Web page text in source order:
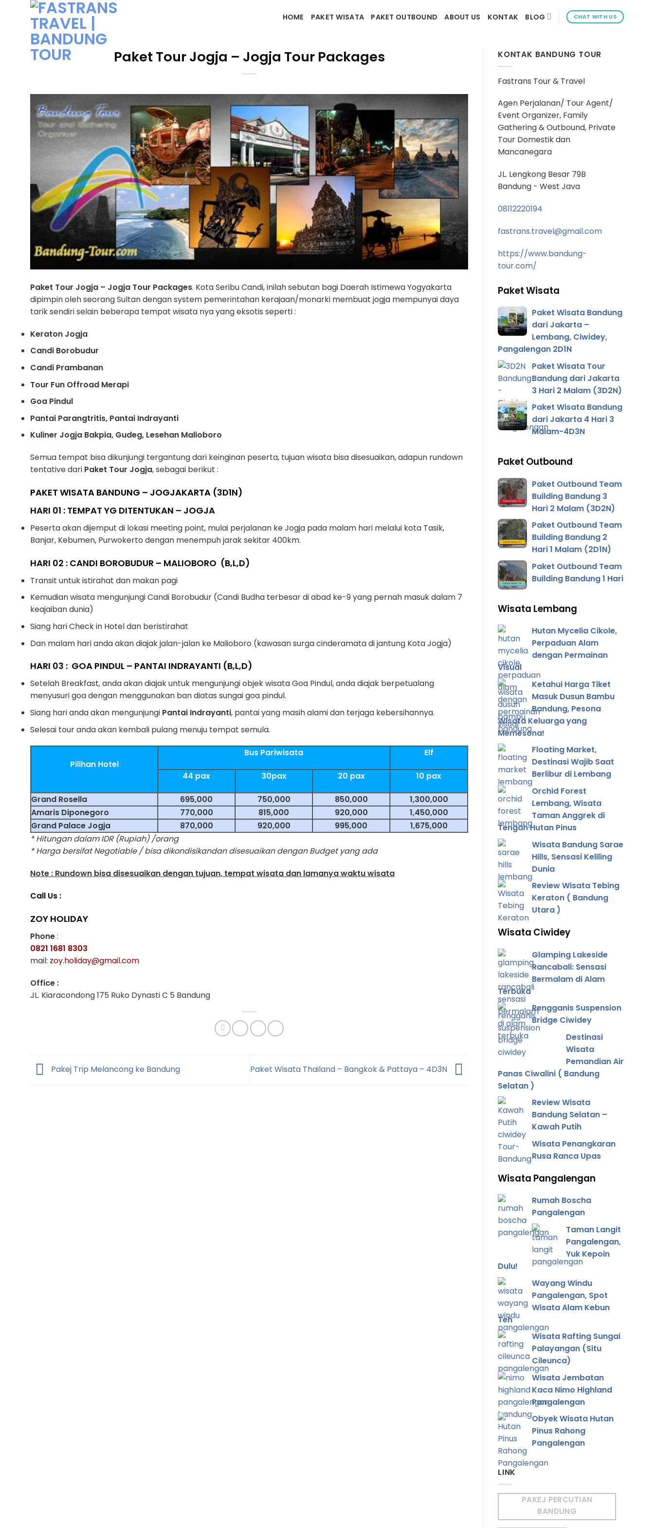
HOME PAKET WISATA PAKET OUTBOUND ABOUT US KONTAK BLOG CHAT WITH US
Paket Tour Jogja – Jogja Tour Packages
Paket Tour Jogja – Jogja Tour Packages. Kota Seribu Candi, inilah sebutan bagi Daerah Istimewa Yogyakarta
dipimpin oleh seorang Sultan dengan system pemerintahan kerajaan/monarki membuat jogja mempunyai daya
tarik sendiri selain beberapa tempat wisata nya yang eksotis seperti :
Keraton Jogja
Candi Borobudur
Candi Prambanan
Tour Fun Offroad Merapi
Goa Pindul
Pantai Parangtritis, Pantai Indrayanti
Kuliner Jogja Bakpia, Gudeg, Lesehan Malioboro
Semua tempat bisa dikunjungi tergantung dari keinginan peserta, tujuan wisata bisa disesuaikan, adapun rundown
tentative dari Paket Tour Jogja, sebagai berikut :
PAKET WISATA BANDUNG – JOGJAKARTA (3D1N)
HARI 01 : TEMPAT YG DITENTUKAN – JOGJA
Peserta akan dijemput di lokasi meeting point, mulai perjalanan ke Jogja pada malam hari melalui kota Tasik,
Banjar, Kebumen, Purwokerto dengan menempuh jarak sekitar 400km.
HARI 02 : CANDI BOROBUDUR – MALIOBORO (B,L,D)
Transit untuk istirahat dan makan pagi
Kemudian wisata mengunjungi Candi Borobudur (Candi Budha terbesar di abad ke-9 yang pernah masuk dalam 7
keajaiban dunia)
Siang hari Check in Hotel dan beristirahat
Dan malam hari anda akan diajak jalan-jalan ke Malioboro (kawasan surga cinderamata di jantung Kota Jogja)
HARI 03 : GOA PINDUL – PANTAI INDRAYANTI (B,L,D)
Setelah Breakfast, anda akan diajak untuk mengunjungi objek wisata Goa Pindul, anda diajak berpetualang
menyusuri goa dengan menggunakan ban diatas sungai goa pindul.
Siang hari anda akan mengunjungi Pantai Indrayanti, pantai yang masih alami dan terjaga kebersihannya.
Selesai tour anda akan kembali pulang menuju tempat semula.
Pilihan Hotel
Bus Pariwisata Elf
44 pax 30pax 20 pax 10 pax
Grand Rosella 695,000 750,000 850,000
1,300,000
Amaris Diponegoro
770,000 815,000 920,000
1,450,000
Grand Palace Jogja
870,000 920,000 995,000
1,675,000
* Hitungan dalam IDR (Rupiah) /orang
* Harga bersifat Negotiable / bisa dikondisikandan disesuaikan dengan Budget yang ada
Note : Rundown bisa disesuaikan dengan tujuan, tempat wisata dan lamanya waktu wisata
Call Us :
ZOY HOLIDAY
Phone:
0821 1681 8303
mail: zoy.holiday@gmail.com
Office :
JL. Kiaracondong 175 Ruko Dynasti C 5 Bandung
Pakej Trip Melancong ke Bandung Paket Wisata Thailand – Bangkok & Pattaya – 4D3N
KONTAK BANDUNG TOUR
Fastrans Tour & Travel
Agen Perjalanan/ Tour Agent/
Event Organizer, Family
Gathering & Outbound, Private
Tour Domestik dan
Mancanegara
JL. Lengkong Besar 79B
Bandung - West Java
08112220194
fastrans.travel@gmail.com
https://www.bandung-
tour.com/
Paket Wisata
Paket Wisata Bandung
dari Jakarta –
Lembang, Ciwidey,
Pangalengan 2D1N
Paket Wisata Tour
Bandung dari Jakarta
3 Hari 2 Malam (3D2N)
Paket Wisata Bandung
dari Jakarta 4 Hari 3
Malam-4D3N
Paket Outbound
Paket Outbound Team
Building Bandung 3
Hari 2 Malam (3D2N)
Paket Outbound Team
Building Bandung 2
Hari 1 Malam (2D1N)
Paket Outbound Team
Building Bandung 1 Hari
Wisata Lembang
Hutan Mycelia Cikole,
Perpaduan Alam
dengan Permainan
Visual
Ketahui Harga Tiket
Masuk Dusun Bambu
Bandung, Pesona
Wisata Keluarga yang
Memesona!
Floating Market,
Destinasi Wajib Saat
Berlibur di Lembang
Orchid Forest
Lembang, Wisata
Taman Anggrek di
Tengah Hutan Pinus
Wisata Bandung Sarae
Hills, Sensasi Keliling
Dunia
Review Wisata Tebing
Keraton ( Bandung
Utara )
Wisata Ciwidey
Glamping Lakeside
Rancabali: Sensasi
Bermalam di Alam
Terbuka
Rengganis Suspension
Bridge Ciwidey
Destinasi
Wisata
Pemandian Air
Panas Ciwalini ( Bandung
Selatan )
Review Wisata
Bandung Selatan –
Kawah Putih
Wisata Penangkaran
Rusa Ranca Upas
Wisata Pangalengan
Rumah Boscha
Pangalengan
Taman Langit
Pangalengan,
Yuk Kepoin
Dulu!
Wayang Windu
Pangalengan, Spot
Wisata Alam Kebun
Teh
Wisata Rafting Sungai
Palayangan (Situ
Cileunca)
Wisata Jembatan
Kaca Nimo Highland
Pangalengan
Obyek Wisata Hutan
Pinus Rahong
Pangalengan
LINK
PAKEJ PERCUTIAN
BANDUNG